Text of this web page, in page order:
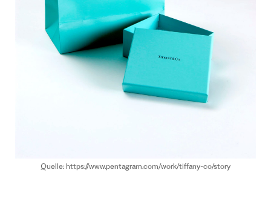
Quelle: https://www.pentagram.com/work/tiffany-co/story